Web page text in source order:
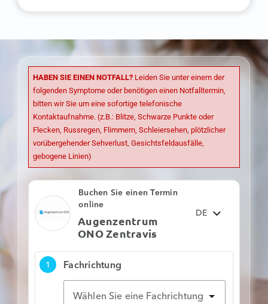
HABEN SIE EINEN NOTFALL? Leiden Sie unter einem der
folgenden Symptome oder benötigen einen Notfalltermin,
bitten wir Sie um eine sofortige telefonische
Kontaktaufnahme. (z.B.: Blitze, Schwarze Punkte oder
Flecken, Russregen, Flimmern, Schleiersehen, plötzlicher
vorübergehender Sehverlust, Gesichtsfeldausfälle,
gebogene Linien)
Zürich Limmatquai
Müller Optik Zürich
Limmatquai
Optiker ONO
Weinfelden
Optiker ONO
Winterthur